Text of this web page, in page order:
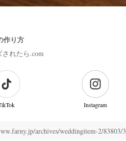
作り方
れたら.com
Instagram
archives/weddingitem-2/83803/3